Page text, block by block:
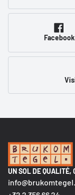
Facebook
UN SOL DE QUALITÉ,